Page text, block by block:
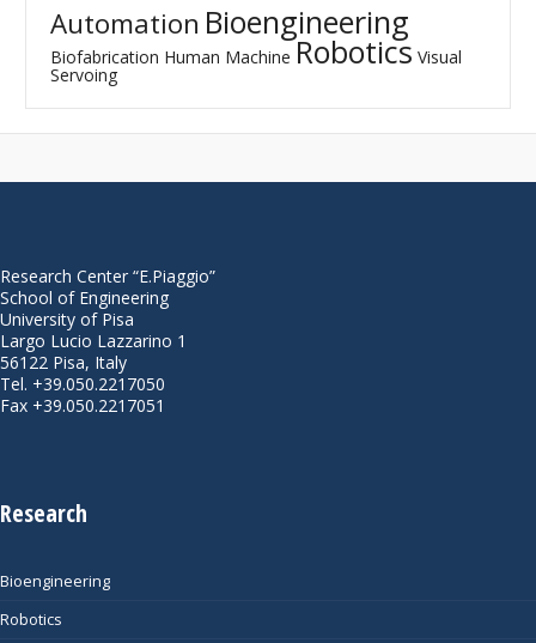
Automation Bioengineering
Biofabrication Human Machine Robotics Visual
Servoing
Research Center “E.Piaggio”
School of Engineering
University of Pisa
Largo Lucio Lazzarino 1
56122 Pisa, Italy
Tel. +39.050.2217050
Fax +39.050.2217051
Research
Bioengineering
Robotics